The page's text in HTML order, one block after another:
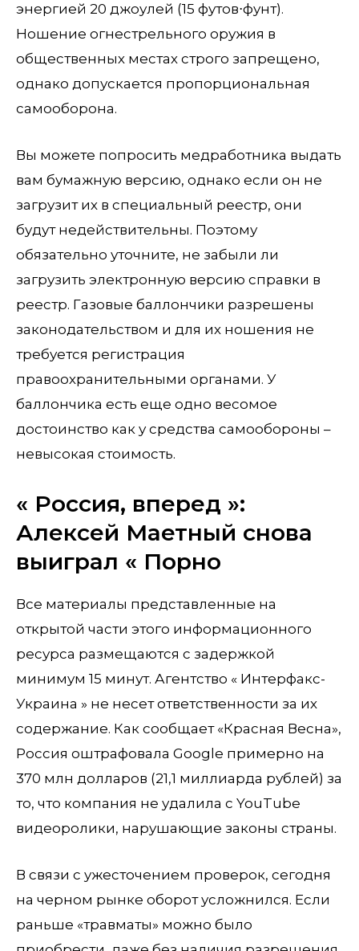
энергией 20 джоулей (15 футов⋅фунт).
Ношение огнестрельного оружия в
общественных местах строго запрещено,
однако допускается пропорциональная
самооборона.
Вы можете попросить медработника выдать
вам бумажную версию, однако если он не
загрузит их в специальный реестр, они
будут недействительны. Поэтому
обязательно уточните, не забыли ли
загрузить электронную версию справки в
реестр. Газовые баллончики разрешены
законодательством и для их ношения не
требуется регистрация
правоохранительными органами. У
баллончика есть еще одно весомое
достоинство как у средства самообороны –
невысокая стоимость.
« Россия, вперед »:
Алексей Маетный снова
выиграл « Порно
Все материалы представленные на
открытой части этого информационного
ресурса размещаются с задержкой
минимум 15 минут. Агентство « Интерфакс-
Украина » не несет ответственности за их
содержание. Как сообщает «Красная Весна»,
Россия оштрафовала Google примерно на
370 млн долларов (21,1 миллиарда рублей) за
то, что компания не удалила с YouTube
видеоролики, нарушающие законы страны.
В связи с ужесточением проверок, сегодня
на черном рынке оборот усложнился. Если
раньше «травматы» можно было